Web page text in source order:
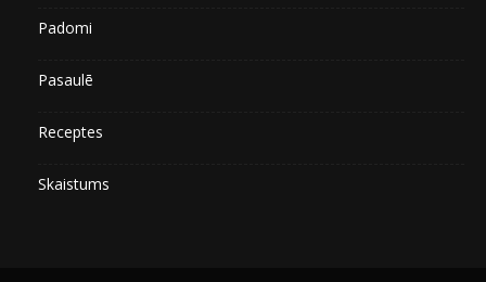
Padomi
Pasaulē
Receptes
Skaistums